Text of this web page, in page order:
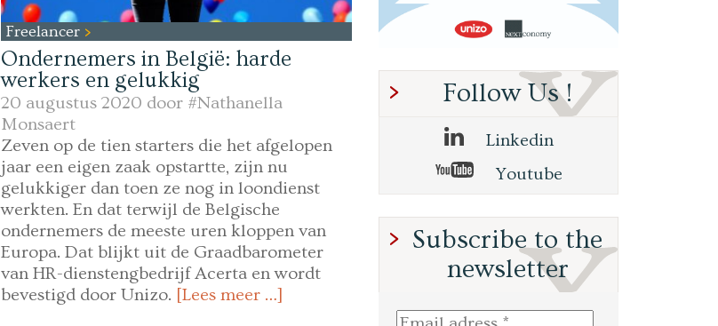
Freelancer
Ondernemers in België: harde
werkers en gelukkig
20 augustus 2020 door #Nathanella
Monsaert
Zeven op de tien starters die het afgelopen
jaar een eigen zaak opstartte, zijn nu
gelukkiger dan toen ze nog in loondienst
werkten. En dat terwijl de Belgische
ondernemers de meeste uren kloppen van
Europa. Dat blijkt uit de Graadbarometer
van HR-dienstengbedrijf Acerta en wordt
bevestigd door Unizo. [Lees meer …]
Follow Us !
Linkedin
Youtube
Subscribe to the
newsletter